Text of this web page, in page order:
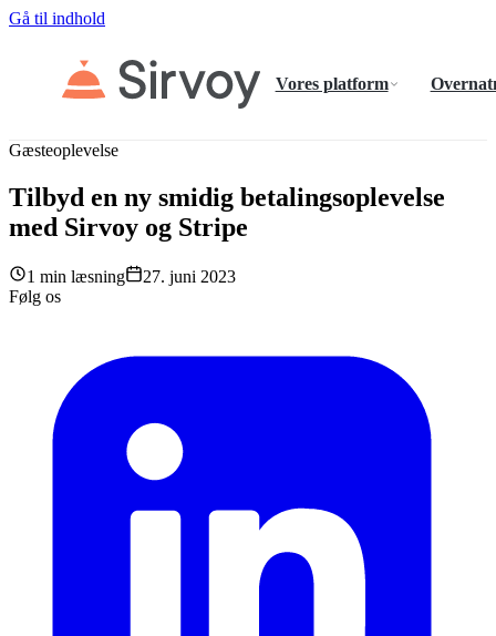
Gå til indhold
Vores platform
Gæsteoplevelse
Tilbyd en ny smidig betalingsoplevelse
med Sirvoy og Stripe
1 min læsning
27. juni 2023
Følg os